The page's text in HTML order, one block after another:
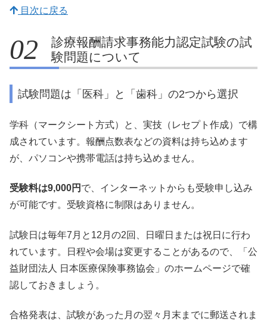
目次に戻る
診療報酬請求事務能力認定試験の試
験問題について
試験問題は「医科」と「歯科」の2つから選択
学科（マークシート方式）と、実技（レセプト作成）で構
成されています。報酬点数表などの資料は持ち込めます
が、パソコンや携帯電話は持ち込めません。
受験料は9,000円 で、インターネットからも受験申し込み
が可能です。受験資格に制限はありません。
試験日は毎年7月と12月の2回、日曜日または祝日に行わ
れています。日程や会場は変更することがあるので、「公
益財団法人 日本医療保険事務協会」のホームページで確
認しておきましょう。
合格発表は、試験があった月の翌々月末までに郵送されま